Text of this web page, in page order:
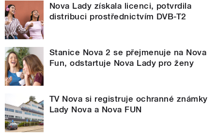
Nova Lady získala licenci, potvrdila
distribuci prostřednictvím DVB-T2
Stanice Nova 2 se přejmenuje na Nova
Fun, odstartuje Nova Lady pro ženy
TV Nova si registruje ochranné známky
Lady Nova a Nova FUN